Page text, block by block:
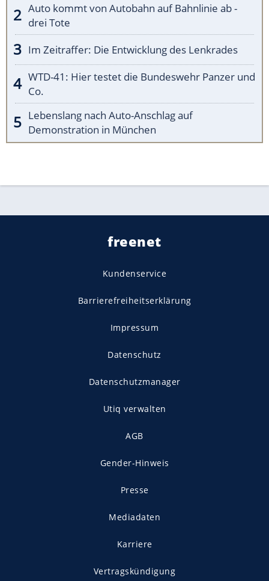
Auto kommt von Autobahn auf Bahnlinie ab -
drei Tote
Im Zeitraffer: Die Entwicklung des Lenkrades
WTD-41: Hier testet die Bundeswehr Panzer und
Co.
Lebenslang nach Auto-Anschlag auf
Demonstration in München
freenet
Kundenservice
Barrierefreiheitserklärung
Impressum
Datenschutz
Datenschutzmanager
Utiq verwalten
AGB
Gender-Hinweis
Presse
Mediadaten
Karriere
Vertragskündigung